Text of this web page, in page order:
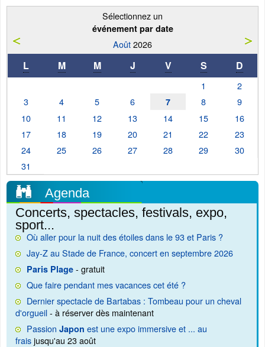
Sélectionnez un
événement par date
Août2026
L M M J V S D
1
2
3
4 5 6 7 8
9
10
11 12 13 14 15
16
17
18 19 20 21 22
23
24
25 26 27 28 29
30
31
Agenda
Concerts, spectacles, festivals, expo,
sport...
Où aller pour la nuit des étoiles dans le 93 et Paris ?
Jay-Z au Stade de France, concert en septembre 2026
Paris Plage - gratuit
Que faire pendant mes vacances cet été ?
Dernier spectacle de Bartabas : Tombeau pour un cheval
d'orgueil- à réserver dès maintenant
Passion Japon est une expo immersive et ... au
fraisjusqu'au 23 août